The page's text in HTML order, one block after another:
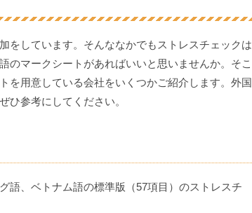
をしています。そんななかでもストレスチェックは
のマークシートがあればいいと思いませんか。そこ
を用意している会社をいくつかご紹介します。外国
ひ参考にしてください。
語、ベトナム語の標準版（57項目）のストレスチ